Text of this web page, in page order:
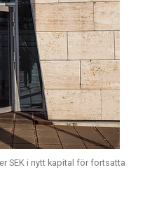
SEK i nytt kapital för fortsatta